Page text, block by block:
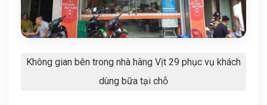
Không gian bên trong nhà hàng Vịt 29 phục vụ khách
dùng bữa tại chỗ